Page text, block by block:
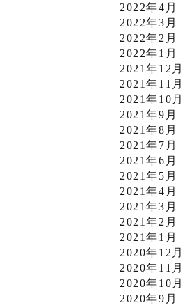
2022年4月
2022年3月
2022年2月
2022年1月
2021年12月
2021年11月
2021年10月
2021年9月
2021年8月
2021年7月
2021年6月
2021年5月
2021年4月
2021年3月
2021年2月
2021年1月
2020年12月
2020年11月
2020年10月
2020年9月